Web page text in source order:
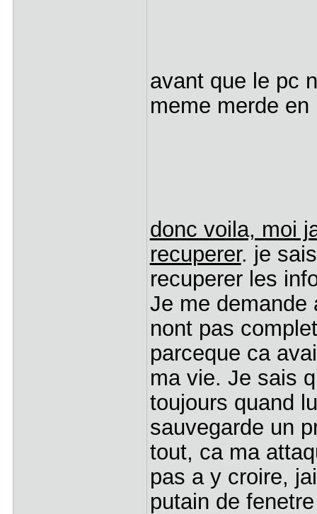
avant que le pc
meme merde en
donc voila, moi
recuperer. je
recuperer les
Je me demande
nont pas
parceque ca
ma vie. Je sais
toujours quand
sauvegarde un
tout, ca ma
pas a y croire,
putain de